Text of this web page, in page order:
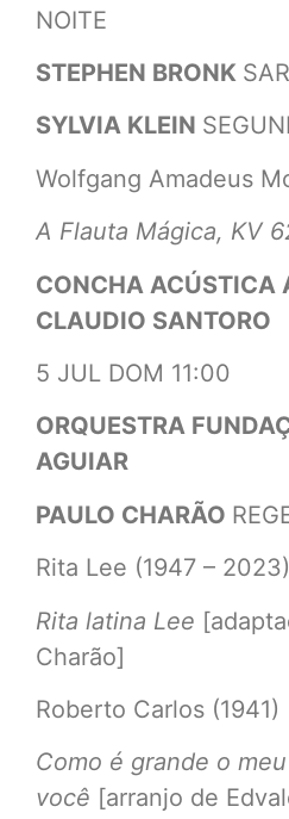
NOITE
STEPHEN BRONK
SYLVIA KLEIN
Wolfgang Amadeus
A Flauta Mágica, KV
CONCHA ACÚSTICA
CLAUDIO SANTORO
5 JUL DOM 11:00
ORQUESTRA
AGUIAR
PAULO CHARÃO
Rita Lee (1947 – 2023)
Rita latina Lee
Charão]
Roberto Carlos (1941)
Como é grande o
você [arranjo de